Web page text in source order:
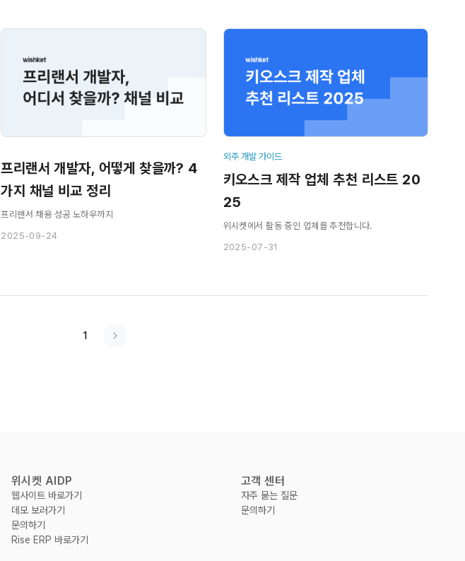
프리랜서 개발자, 어떻게 찾을까? 4
가지 채널 비교 정리
프리랜서 채용 성공 노하우까지
2025-09-24
외주 개발 가이드
키오스크 제작 업체 추천 리스트 20
25
위시켓에서 활동 중인 업체를 추천합니다.
2025-07-31
1
위시켓 AIDP
웹사이트 바로가기
데모 보러가기
문의하기
Rise ERP 바로가기
고객 센터
자주 묻는 질문
문의하기